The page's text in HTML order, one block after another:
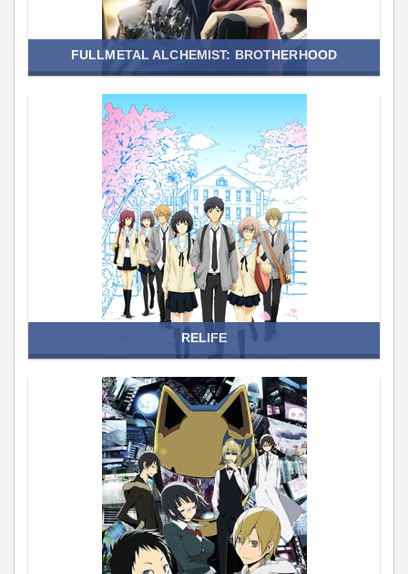
FULLMETAL ALCHEMIST: BROTHERHOOD
RELIFE